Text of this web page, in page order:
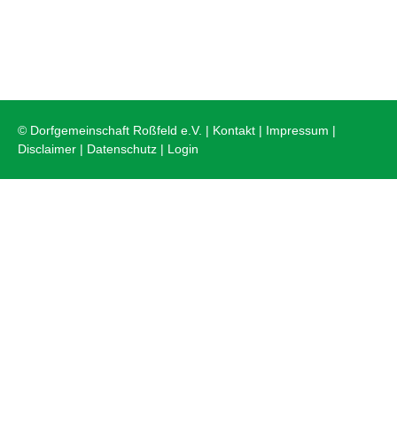
© Dorfgemeinschaft Roßfeld e.V. | Kontakt | Impressum |
Disclaimer | Datenschutz | Login